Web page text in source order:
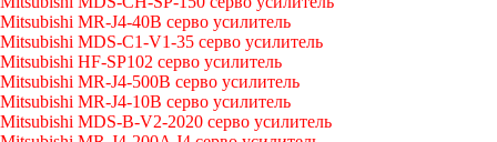
Mitsubishi MR-J4-40B серво усилитель
Mitsubishi MDS-C1-V1-35 серво усилитель
Mitsubishi HF-SP102 серво усилитель
Mitsubishi MR-J4-500B серво усилитель
Mitsubishi MR-J4-10B серво усилитель
Mitsubishi MDS-B-V2-2020 серво усилитель